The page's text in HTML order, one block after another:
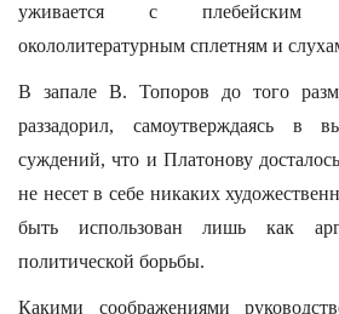
уживается с плебейским
окололитературным сплетням и
В запале В. Топоров до того
раззадорил, самоутверждаясь в
суждений, что и Платонову
не несет в себе никаких
быть использован лишь как
политической борьбы.
Какими соображениями